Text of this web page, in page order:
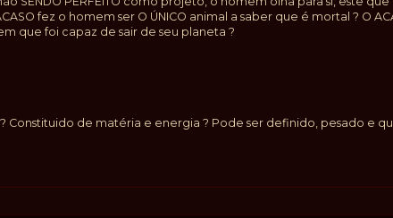
fez o homem ser O ÚNICO animal a saber que é mortal ? O
que foi capaz de sair de seu planeta ?
? Constituido de matéria e energia ? Pode ser definido, pesado e